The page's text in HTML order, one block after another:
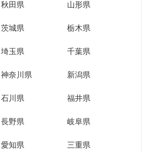
秋田県 山形県
茨城県 栃木県
埼玉県 千葉県
神奈川県 新潟県
石川県 福井県
長野県 岐阜県
愛知県 三重県